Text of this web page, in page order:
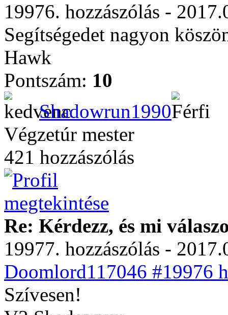
19976. hozzászólás -
Segítségedet nagyon
Hawk
Pontszám: 10
Shadowrun1990
Végzetúr mester
421 hozzászólás
Re: Kérdezz, és mi
19977. hozzászólás -
Doomlord117046 #19976
Szívesen!